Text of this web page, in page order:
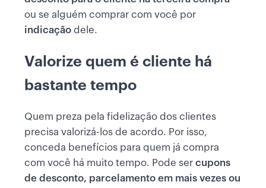
ou se alguém comprar com você por
indicação dele.
Valorize quem é cliente há
bastante tempo
Quem preza pela fidelização dos clientes
precisa valorizá-los de acordo. Por isso,
conceda benefícios para quem já compra
com você há muito tempo. Pode ser cupons
de desconto, parcelamento em mais vezes ou